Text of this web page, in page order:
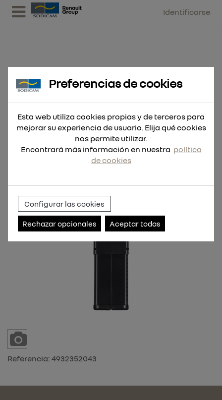
Identificarse
Broca SDS-Plus MX4 6x165 - 10uds
Referencia: 4932352043
Preferencias de cookies
Esta web utiliza cookies propias y de terceros para
mejorar su experiencia de usuario. Elija qué cookies
nos permite utilizar.
Encontrará más información en nuestra política
de cookies
Configurar las cookies
Rechazar opcionales Aceptar todas